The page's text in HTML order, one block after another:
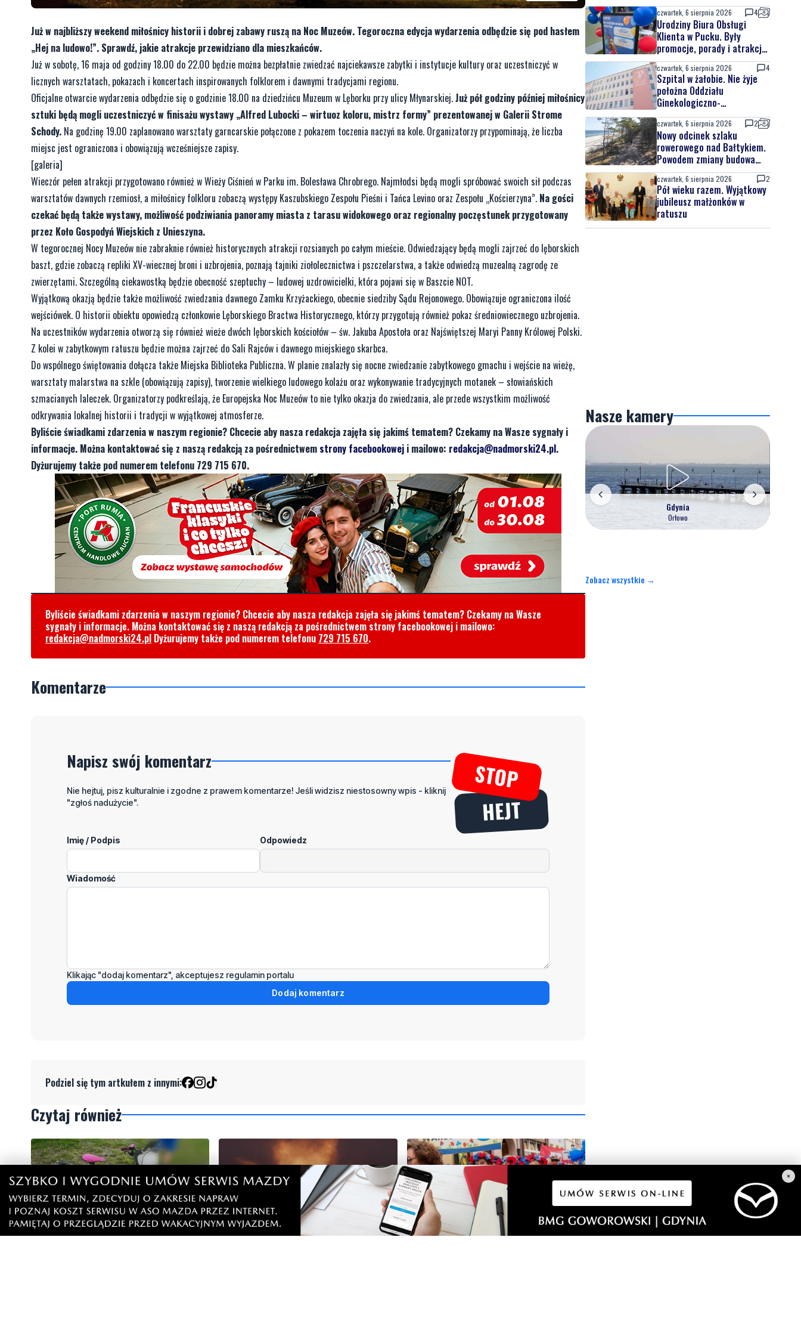
Już w najbliższy weekend miłośnicy historii i dobrej zabawy ruszą na Noc Muzeów. Tegoroczna edycja wydarzenia odbędzie się pod hasłem
„Hej na ludowo!”. Sprawdź, jakie atrakcje przewidziano dla mieszkańców.
Już w sobotę, 16 maja od godziny 18.00 do 22.00 będzie można bezpłatnie zwiedzać najciekawsze zabytki i instytucje kultury oraz uczestniczyć w
licznych warsztatach, pokazach i koncertach inspirowanych folklorem i dawnymi tradycjami regionu.
Oficjalne otwarcie wydarzenia odbędzie się o godzinie 18.00 na dziedzińcu Muzeum w Lęborku przy ulicy Młynarskiej.Już pół godziny później miłośnicy
sztuki będą mogli uczestniczyć w finisażu wystawy „Alfred Lubocki – wirtuoz koloru, mistrz formy” prezentowanej w Galerii Strome
Schody. Na godzinę 19.00 zaplanowano warsztaty garncarskie połączone z pokazem toczenia naczyń na kole. Organizatorzy przypominają, że liczba
miejsc jest ograniczona i obowiązują wcześniejsze zapisy.
[galeria]
Wieczór pełen atrakcji przygotowano również w Wieży Ciśnień w Parku im. Bolesława Chrobrego. Najmłodsi będą mogli spróbować swoich sił podczas
warsztatów dawnych rzemiosł, a miłośnicy folkloru zobaczą występy Kaszubskiego Zespołu Pieśni i Tańca Levino oraz Zespołu „Kościerzyna”. Na gości
czekać będą także wystawy, możliwość podziwiania panoramy miasta z tarasu widokowego oraz regionalny poczęstunek przygotowany
przez Koło Gospodyń Wiejskich z Unieszyna.
W tegorocznej Nocy Muzeów nie zabraknie również historycznych atrakcji rozsianych po całym mieście. Odwiedzający będą mogli zajrzeć do lęborskich
baszt, gdzie zobaczą repliki XV-wiecznej broni i uzbrojenia, poznają tajniki ziołolecznictwa i pszczelarstwa, a także odwiedzą muzealną zagrodę ze
zwierzętami. Szczególną ciekawostką będzie obecność szeptuchy – ludowej uzdrowicielki, która pojawi się w Baszcie NOT.
Wyjątkową okazją będzie także możliwość zwiedzania dawnego Zamku Krzyżackiego, obecnie siedziby Sądu Rejonowego. Obowiązuje ograniczona ilość
wejściówek. O historii obiektu opowiedzą członkowie Lęborskiego Bractwa Historycznego, którzy przygotują również pokaz średniowiecznego uzbrojenia.
Na uczestników wydarzenia otworzą się również wieże dwóch lęborskich kościołów – św. Jakuba Apostoła oraz Najświętszej Maryi Panny Królowej Polski.
Z kolei w zabytkowym ratuszu będzie można zajrzeć do Sali Rajców i dawnego miejskiego skarbca.
Do wspólnego świętowania dołącza także Miejska Biblioteka Publiczna. W planie znalazły się nocne zwiedzanie zabytkowego gmachu i wejście na wieżę,
warsztaty malarstwa na szkle (obowiązują zapisy), tworzenie wielkiego ludowego kolażu oraz wykonywanie tradycyjnych motanek – słowiańskich
szmacianych laleczek. Organizatorzy podkreślają, że Europejska Noc Muzeów to nie tylko okazja do zwiedzania, ale przede wszystkim możliwość
odkrywania lokalnej historii i tradycji w wyjątkowej atmosferze.
Byliście świadkami zdarzenia w naszym regionie? Chcecie aby nasza redakcja zajęła się jakimś tematem? Czekamy na Wasze sygnały i
informacje. Można kontaktować się z naszą redakcją za pośrednictwem strony facebookowej i mailowo: redakcja@nadmorski24.pl.
Dyżurujemy także pod numerem telefonu 729 715 670.
Byliście świadkami zdarzenia w naszym regionie? Chcecie aby nasza redakcja zajęła się jakimś tematem? Czekamy na Wasze
sygnały i informacje. Można kontaktować się z naszą redakcją za pośrednictwem strony facebookowej i mailowo:
redakcja@nadmorski24.pl Dyżurujemy także pod numerem telefonu 729 715 670.
Komentarze
Napisz swój komentarz
Nie hejtuj, pisz kulturalnie i zgodne z prawem komentarze! Jeśli widzisz niestosowny wpis - kliknij
"zgłoś nadużycie".
Imię / Podpis Odpowiedz
Wiadomość
Klikając "dodaj komentarz", akceptujesz regulamin portalu
Dodaj komentarz
Podziel się tym artkułem z innymi:
Czytaj również
5 NOWE NOWE
czwartek, 6 sierpnia 2026 4
Urodziny Biura Obsługi
Klienta w Pucku. Były
promocje, porady i atrakcje
dla najmłodszych
czwartek, 6 sierpnia 2026 4
Szpital w żałobie. Nie żyje
położna Oddziału
Ginekologiczno-
Położniczego
czwartek, 6 sierpnia 2026 2
Nowy odcinek szlaku
rowerowego nad Bałtykiem.
Powodem zmiany budowa
elektrowni jądrowej
czwartek, 6 sierpnia 2026 2
Pół wieku razem. Wyjątkowy
jubileusz małżonków w
ratuszu
Nasze kamery
Gdynia
Orłowo
Zobacz wszystkie →
×